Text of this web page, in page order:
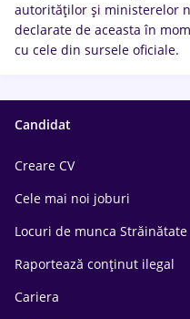
autorităților și ministerelor
declarate de aceasta în
cu cele din sursele oficiale.
Candidat
Creare CV
Cele mai noi joburi
Locuri de munca Străinătate
Raportează conținut ilegal
Cariera